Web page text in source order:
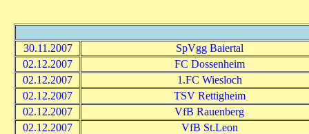
30.11.2007
SpVgg Baiertal
02.12.2007
FC Dossenheim
02.12.2007
1.FC Wiesloch
02.12.2007
TSV Rettigheim
02.12.2007
VfB Rauenberg
02.12.2007
VfB St.Leon